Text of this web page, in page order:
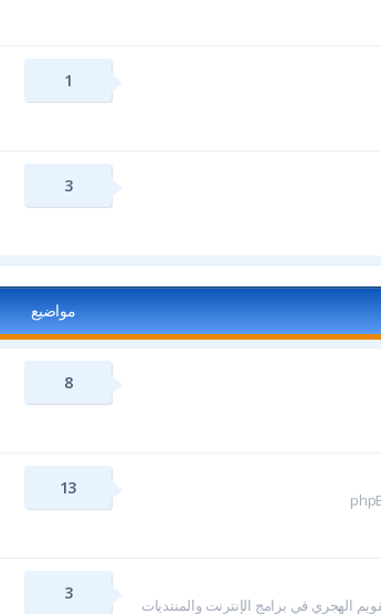
1
3
مواضيع
8
13
الهجري في برامج الإنترنت والمنتديات
3